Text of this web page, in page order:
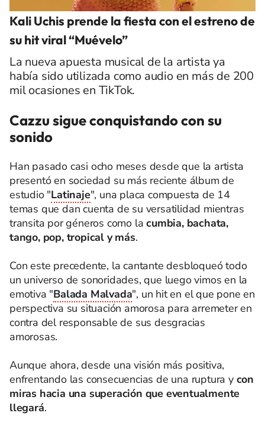
Kali Uchis prende la fiesta con el estreno de
su hit viral “Muévelo”
La nueva apuesta musical de la artista ya
había sido utilizada como audio en más de 200
mil ocasiones en TikTok.
Cazzu sigue conquistando con su
sonido
Han pasado casi ocho meses desde que la artista
presentó en sociedad su más reciente álbum de
estudio "Latinaje", una placa compuesta de 14
temas que dan cuenta de su versatilidad mientras
transita por géneros como la cumbia, bachata,
tango, pop, tropical y más.
Con este precedente, la cantante desbloqueó todo
un universo de sonoridades, que luego vimos en la
emotiva "Balada Malvada", un hit en el que pone en
perspectiva su situación amorosa para arremeter en
contra del responsable de sus desgracias
amorosas.
Aunque ahora, desde una visión más positiva,
enfrentando las consecuencias de una ruptura y con
miras hacia una superación que eventualmente
llegará.